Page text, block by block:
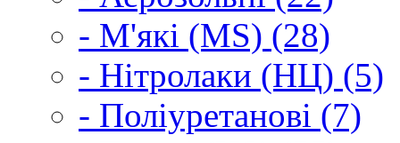
- М'які (MS) (28)
- Нітролаки (НЦ) (5)
- Поліуретанові (7)